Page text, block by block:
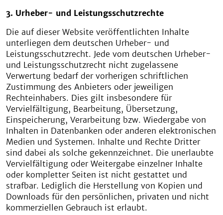
3. Urheber- und Leistungsschutzrechte
Die auf dieser Website veröffentlichten Inhalte
unterliegen dem deutschen Urheber- und
Leistungsschutzrecht. Jede vom deutschen Urheber-
und Leistungsschutzrecht nicht zugelassene
Verwertung bedarf der vorherigen schriftlichen
Zustimmung des Anbieters oder jeweiligen
Rechteinhabers. Dies gilt insbesondere für
Vervielfältigung, Bearbeitung, Übersetzung,
Einspeicherung, Verarbeitung bzw. Wiedergabe von
Inhalten in Datenbanken oder anderen elektronischen
Medien und Systemen. Inhalte und Rechte Dritter
sind dabei als solche gekennzeichnet. Die unerlaubte
Vervielfältigung oder Weitergabe einzelner Inhalte
oder kompletter Seiten ist nicht gestattet und
strafbar. Lediglich die Herstellung von Kopien und
Downloads für den persönlichen, privaten und nicht
kommerziellen Gebrauch ist erlaubt.